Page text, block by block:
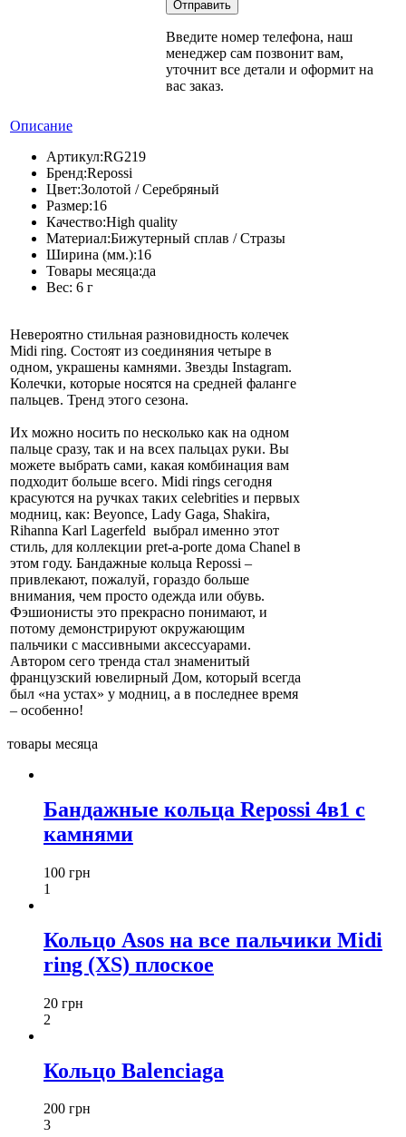
Введите номер телефона, наш
менеджер сам позвонит вам,
уточнит все детали и оформит на
вас заказ.
Описание
Артикул:RG219
Бренд:Repossi
Цвет:Золотой / Серебряный
Размер:16
Качество:High quality
Материал:Бижутерный сплав / Стразы
Ширина (мм.):16
Товары месяца:да
Вес: 6 г
Невероятно стильная разновидность колечек
Midi ring. Состоят из соединяния четыре в
одном, украшены камнями. Звезды Instagram.
Колечки, которые носятся на средней фаланге
пальцев. Тренд этого сезона.
Их можно носить по несколько как на одном
пальце сразу, так и на всех пальцах руки. Вы
можете выбрать сами, какая комбинация вам
подходит больше всего. Midi rings сегодня
красуются на ручках таких celebrities и первых
модниц, как: Beyonce, Lady Gaga, Shakira,
Rihanna Karl Lagerfeld выбрал именно этот
стиль, для коллекции pret-a-porte дома Chanel в
этом году. Бандажные кольца Repossi –
привлекают, пожалуй, гораздо больше
внимания, чем просто одежда или обувь.
Фэшионисты это прекрасно понимают, и
потому демонстрируют окружающим
пальчики с массивными аксессуарами.
Автором сего тренда стал знаменитый
французский ювелирный Дом, который всегда
был «на устах» у модниц, а в последнее время
– особенно!
товары месяца
Бандажные кольца Repossi 4в1 с
камнями
100 грн
1
Кольцо Asos на все пальчики Midi
ring (XS) плоское
20 грн
2
Кольцо Balenciaga
200 грн
3